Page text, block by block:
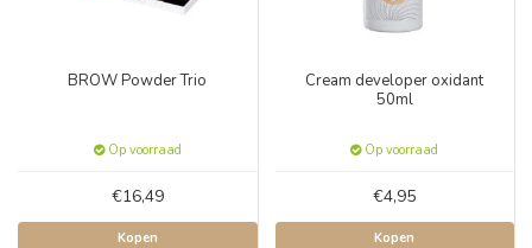
BROW Powder Trio
Op voorraad
€16,49
Kopen
Cream developer oxidant
50ml
Op voorraad
€4,95
Kopen